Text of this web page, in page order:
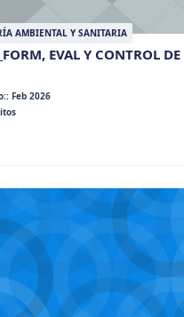
AMBIENTAL Y SANITARIA
EVAL Y CONTROL DE
Feb 2026